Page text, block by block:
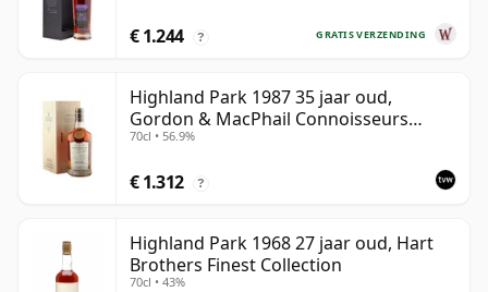
GRATIS VERZENDING
€ 1.244 ?
Highland Park 1987 35 jaar oud,
Gordon & MacPhail Connoisseurs
Choice - Cask 21604501
70cl • 56.9%
€ 1.312 ?
Highland Park 1968 27 jaar oud, Hart
Brothers Finest Collection
70cl • 43%